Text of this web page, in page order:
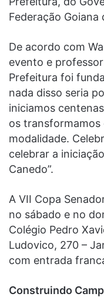
Federação Goiana
De acordo com
evento e
Prefeitura foi
nada disso seria
iniciamos
os transformamos
modalidade.
celebrar a
Canedo”.
A VII Copa
no sábado e no
Colégio Pedro
Ludovico, 270 –
com entrada
Construindo